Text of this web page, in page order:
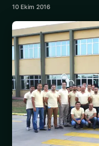
10 Ekim 2016